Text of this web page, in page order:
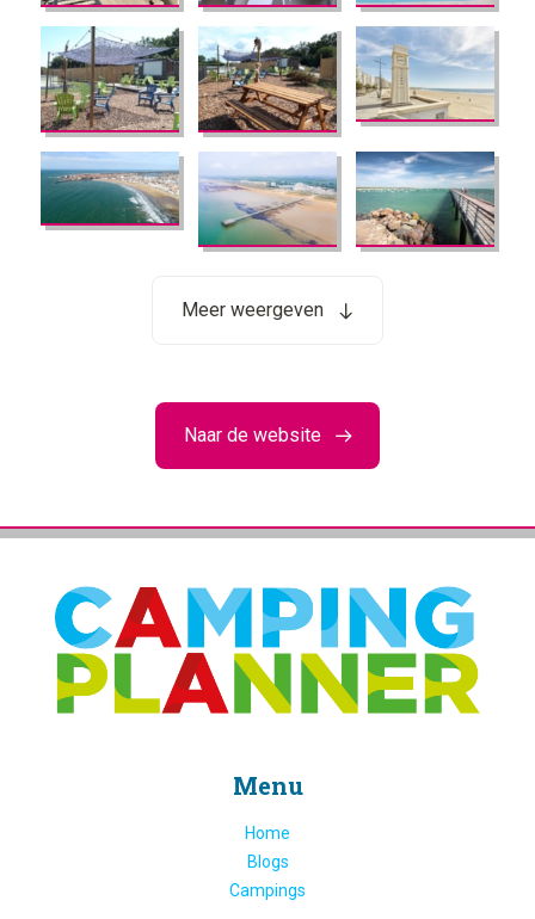
Meer weergeven
Naar de website
Menu
Home
Blogs
Campings